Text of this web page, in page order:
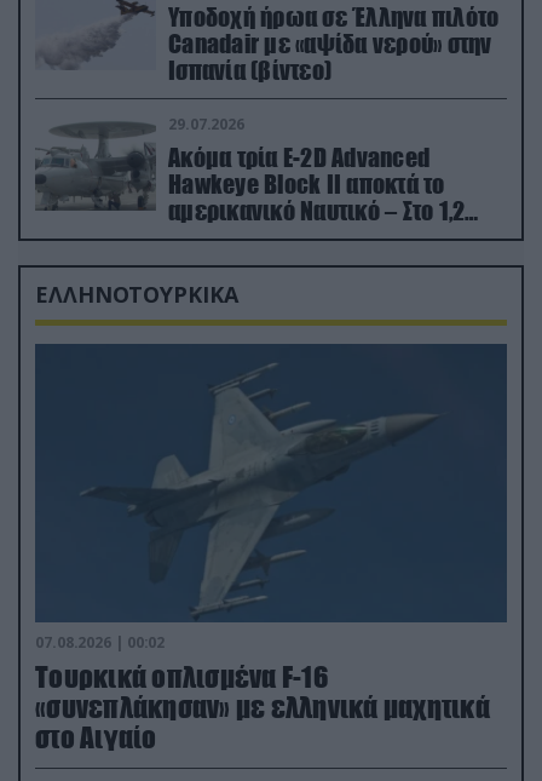
Υποδοχή ήρωα σε Έλληνα πιλότο
Canadair με «αψίδα νερού» στην
Ισπανία (βίντεο)
29.07.2026
Ακόμα τρία E-2D Advanced
Hawkeye Block II αποκτά το
αμερικανικό Ναυτικό – Στο 1,2
δισ.δολάρια το κόστος
ΕΛΛΗΝΟΤΟΥΡΚΙΚΑ
07.08.2026 | 00:02
Τουρκικά οπλισμένα F-16
«συνεπλάκησαν» με ελληνικά μαχητικά
στο Αιγαίο